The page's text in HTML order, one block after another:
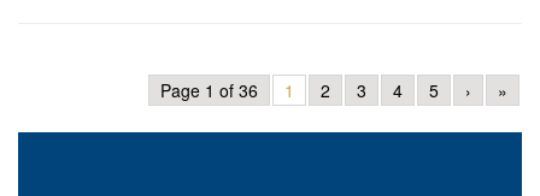
Page 1 of 36 1 2 3 4 5 › »